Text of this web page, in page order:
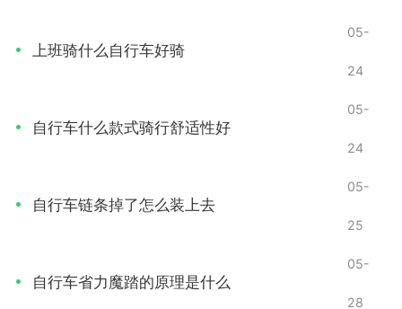
电动充气：如果使用电动打气筒，插上电源后，按
下启动按钮，等到达到设定气压自动停止。
充气完成后，您可以再次使用气压计检查轮胎气压
步骤五：拆卸打气筒
轻轻拆卸：按下打气筒上的释放阀，慢慢将打气筒
接头拆下，避免气体快速流失。
上班骑什么自行车好骑
05-
24
自行车什么款式骑行舒适性好
05-
24
自行车链条掉了怎么装上去
05-
25
自行车省力魔踏的原理是什么
05-
28